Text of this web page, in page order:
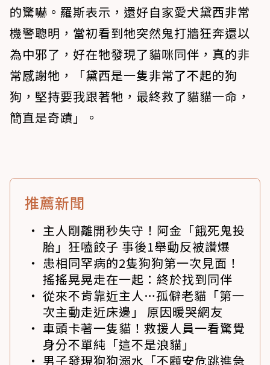
的驚嚇。羅斯表示，還好自家愛犬黛西非常
機警聰明，當初看到牠突然鬼打牆狂奔還以
為中邪了，好在牠發現了貓咪同伴，真的非
常感謝牠，「黛西是一隻非常了不起的狗
狗，堅持要我跟著牠，最終救了貓貓一命，
簡直是奇蹟」。
推薦新聞
主人剛離開秒失守！阿金「餓死鬼投
胎」狂嗑餃子 事後1舉動反被讚爆
患相同罕病的2隻狗狗第一次見面！
搖搖晃晃走在一起：終於找到同伴
從來不肯靠近主人…孤僻老貓「第一
次主動走近床邊」 原因暖哭網友
車頭卡著一隻貓！救援人員一看驚覺
身分不單純「這不是浪貓」
男子發現狗狗溺水「不顧安危跳進急